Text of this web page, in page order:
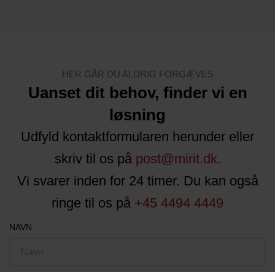
HER GÅR DU ALDRIG FORGÆVES
Uanset dit behov, finder vi en
løsning
Udfyld kontaktformularen herunder eller
skriv til os på post@mirit.dk.
Vi svarer inden for 24 timer. Du kan også
ringe til os på +45 4494 4449
NAVN